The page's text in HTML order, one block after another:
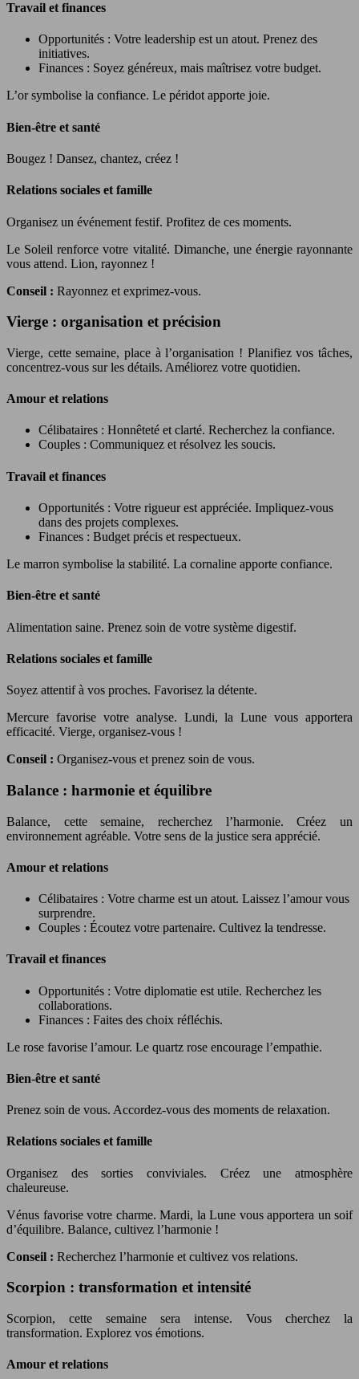
Travail et finances
Opportunités : Votre leadership est un atout. Prenez des
initiatives.
Finances : Soyez généreux, mais maîtrisez votre budget.
L’or symbolise la confiance. Le péridot apporte joie.
Bien-être et santé
Bougez ! Dansez, chantez, créez !
Relations sociales et famille
Organisez un événement festif. Profitez de ces moments.
Le Soleil renforce votre vitalité. Dimanche, une énergie rayonnante
vous attend. Lion, rayonnez !
Conseil : Rayonnez et exprimez-vous.
Vierge : organisation et précision
Vierge, cette semaine, place à l’organisation ! Planifiez vos tâches,
concentrez-vous sur les détails. Améliorez votre quotidien.
Amour et relations
Célibataires : Honnêteté et clarté. Recherchez la confiance.
Couples : Communiquez et résolvez les soucis.
Travail et finances
Opportunités : Votre rigueur est appréciée. Impliquez-vous
dans des projets complexes.
Finances : Budget précis et respectueux.
Le marron symbolise la stabilité. La cornaline apporte confiance.
Bien-être et santé
Alimentation saine. Prenez soin de votre système digestif.
Relations sociales et famille
Soyez attentif à vos proches. Favorisez la détente.
Mercure favorise votre analyse. Lundi, la Lune vous apportera
efficacité. Vierge, organisez-vous !
Conseil : Organisez-vous et prenez soin de vous.
Balance : harmonie et équilibre
Balance, cette semaine, recherchez l’harmonie. Créez un
environnement agréable. Votre sens de la justice sera apprécié.
Amour et relations
Célibataires : Votre charme est un atout. Laissez l’amour vous
surprendre.
Couples : Écoutez votre partenaire. Cultivez la tendresse.
Travail et finances
Opportunités : Votre diplomatie est utile. Recherchez les
collaborations.
Finances : Faites des choix réfléchis.
Le rose favorise l’amour. Le quartz rose encourage l’empathie.
Bien-être et santé
Prenez soin de vous. Accordez-vous des moments de relaxation.
Relations sociales et famille
Organisez des sorties conviviales. Créez une atmosphère
chaleureuse.
Vénus favorise votre charme. Mardi, la Lune vous apportera un soif
d’équilibre. Balance, cultivez l’harmonie !
Conseil : Recherchez l’harmonie et cultivez vos relations.
Scorpion : transformation et intensité
Scorpion, cette semaine sera intense. Vous cherchez la
transformation. Explorez vos émotions.
Amour et relations